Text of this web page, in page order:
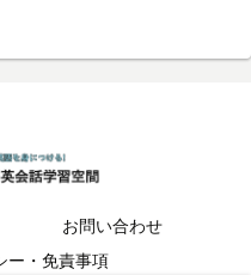
お問い合わせ
ー・免責事項